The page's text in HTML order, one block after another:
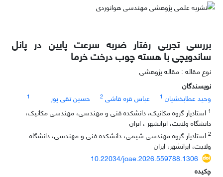
بررسی تجربی رفتار ضربه سرعت پایین در پانل
ساندویچی با هسته چوب درخت خرما
نوع مقاله : مقاله پژوهشی
نویسندگان
وحید عطابخشیان 1 عباس قره قاشی 2 حسین تقی پور
1
1 استادیار گروه مکانیک، دانشکده فنی و مهندسی، مهندسی مکانیک،
دانشگاه ولایت، ایرانشهر ، ایران
2 استادیار گروه مهندسی شیمی، دانشکده فنی و مهندسی، دانشگاه
ولایت، ایرانشهر، ایران
10.22034/joae.2026.559788.1306
چکیده